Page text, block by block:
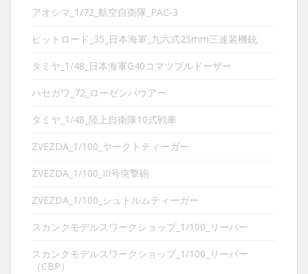
アオシマ_1/72_航空自衛隊_PAC-3
ピットロード_35_日本海軍_九六式25mm三連装機銃
タミヤ_1/48_日本海軍G40コマツブルドーザー
ハセガワ_72_ローゼンバウアー
タミヤ_1/48_陸上自衛隊10式戦車
ZVEZDA_1/100_ヤークトティーガー
ZVEZDA_1/100_III号突撃砲
ZVEZDA_1/100_シュトルムティーガー
スカンクモデルスワークショップ_1/100_リーパー
スカンクモデルスワークショップ_1/100_リーパー
（CBP）